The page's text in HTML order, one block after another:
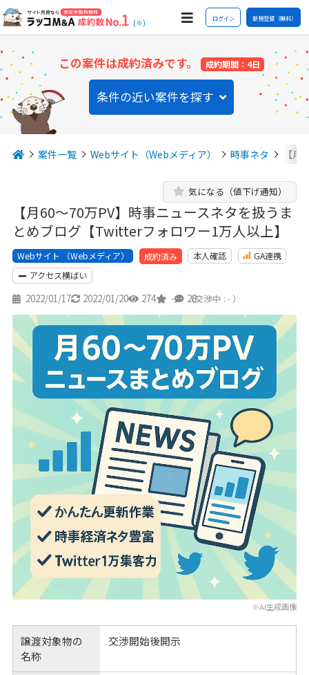
(※) ログイン 新規登録（無料）
この案件は成約済みです。 成約期間：4日
条件の近い案件を探す
案件一覧 Webサイト（Webメディア） 時事ネタ 【
【月60〜70万PV】時事ニュースネタを扱うま
とめブログ【Twitterフォロワー1万人以上】
気になる（値下げ通知）
Webサイト （Webメディア） 成約済み 本人確認
GA連携
アクセス横ばい
2022/01/17 2022/01/20 274 - 28
（交渉中 : - ）
※AI生成画像
譲渡対象物の
名称
交渉開始後開示